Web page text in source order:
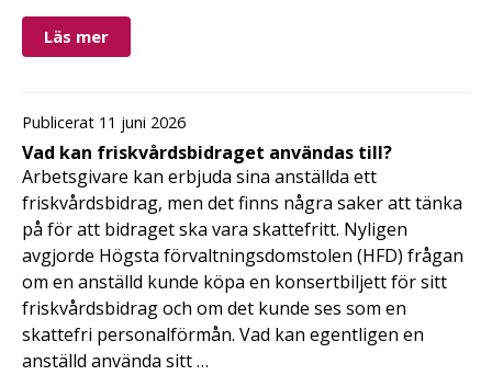
Läs mer
Publicerat 11 juni 2026
Vad kan friskvårdsbidraget användas till?
Arbetsgivare kan erbjuda sina anställda ett
friskvårdsbidrag, men det finns några saker att tänka
på för att bidraget ska vara skattefritt. Nyligen
avgjorde Högsta förvaltningsdomstolen (HFD) frågan
om en anställd kunde köpa en konsertbiljett för sitt
friskvårdsbidrag och om det kunde ses som en
skattefri personalförmån. Vad kan egentligen en
anställd använda sitt …